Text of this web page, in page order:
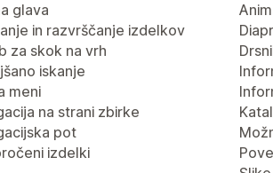
glava
in razvrščanje izdelkov
za skok na vrh
iskanje
meni
na strani zbirke
pot
izdelki